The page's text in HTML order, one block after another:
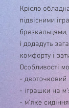
Крісло
підвісними
і додадуть
комфорту і
Особливості
- двоточковий
- іграшки на
- м'яке